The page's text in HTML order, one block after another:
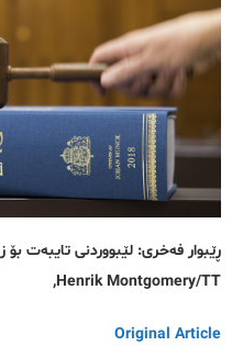
ڕێبوار فەخری: لێبووردنی تایبەت بۆ
Henrik Montgomery/TT,
Original Article